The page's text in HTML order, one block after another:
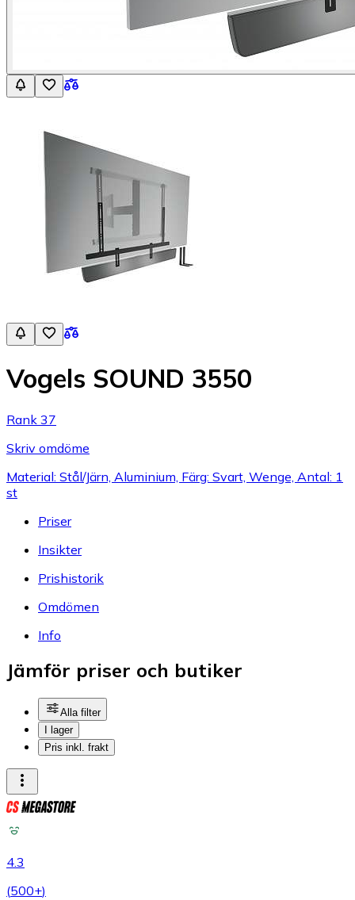
Vogels SOUND 3550
Rank 37
Skriv omdöme
Material: Stål/Järn, Aluminium, Färg: Svart, Wenge, Antal: 1
st
Priser
Insikter
Prishistorik
Omdömen
Info
Jämför priser och butiker
Alla filter
I lager
Pris inkl. frakt
4.3
(500+)